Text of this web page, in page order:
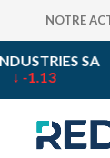
NOTRE
SA
-1.13